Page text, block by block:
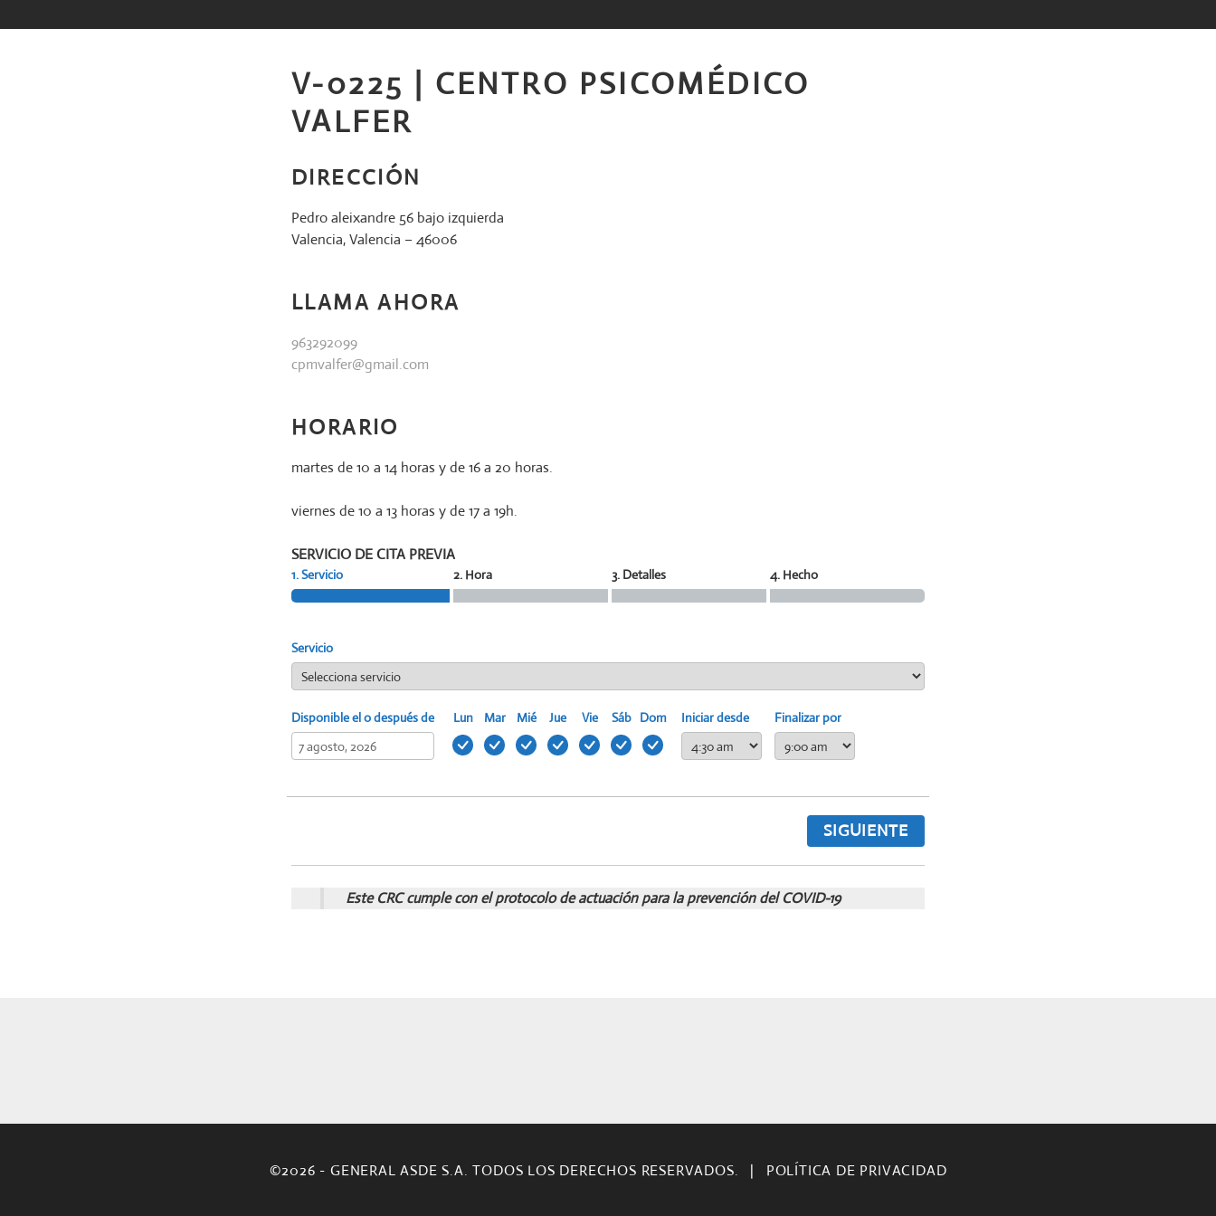
al
V-0225 | CENTRO PSICOMÉDICO
VALFER
DIRECCIÓN
Pedro aleixandre 56 bajo izquierda
Valencia, Valencia – 46006
LLAMA AHORA
963292099
cpmvalfer@gmail.com
HORARIO
martes de 10 a 14 horas y de 16 a 20 horas.
viernes de 10 a 13 horas y de 17 a 19h.
SERVICIO DE CITA PREVIA
1. Servicio 2. Hora 3. Detalles 4. Hecho
Servicio
Disponible el o después de Lun Mar Mié Jue Vie Sáb Dom Iniciar desde Finalizar por
SIGUIENTE
Este CRC cumple con el protocolo de actuación para la prevención del COVID-19
©2026 - GENERAL ASDE S.A. TODOS LOS DERECHOS RESERVADOS. | POLÍTICA DE PRIVACIDAD